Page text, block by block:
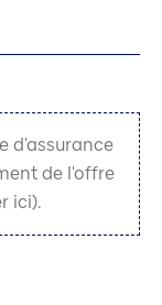
d'assurance
de l'offre
ici).